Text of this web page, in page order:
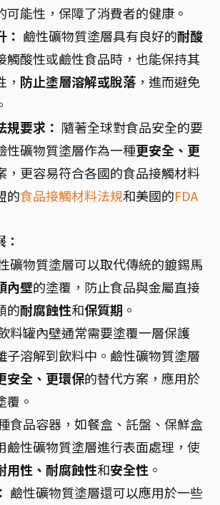
可能性，保障了消費者的健康。
鹼性礦物質塗層具有良好的耐酸
觸酸性或鹼性食品時，也能保持其
防止塗層溶解或脫落 ，進而避免
要求： 隨著全球對食品安全的要
性礦物質塗層作為一種更安全、更
，更容易符合各國的食品接觸材料
的食品接觸材料法規和美國的FDA
礦物質塗層可以取代傳統的鍍錫馬
內壁的塗覆，防止食品與金屬直接
的耐腐蝕性和保質期 。
料罐內壁通常需要塗覆一層保護
子溶解到飲料中。鹼性礦物質塗層
安全、更環保的替代方案，應用於
覆。
食品容器，如餐盒、託盤、保鮮盒
鹼性礦物質塗層進行表面處理，使
用性、耐腐蝕性和安全性 。
鹼性礦物質塗層還可以應用於一些